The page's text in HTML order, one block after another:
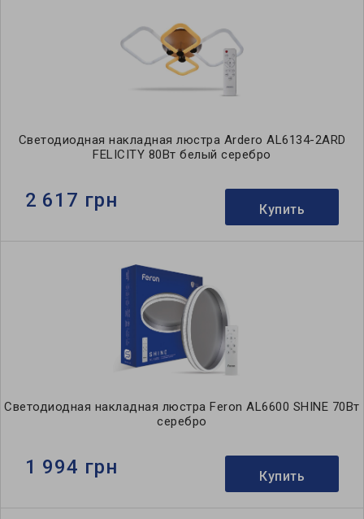
Светодиодная накладная люстра Ardero AL6134-2ARD
FELICITY 80Вт белый серебро
2 617 грн Купить
Светодиодная накладная люстра Feron AL6600 SHINE 70Вт
серебро
1 994 грн Купить